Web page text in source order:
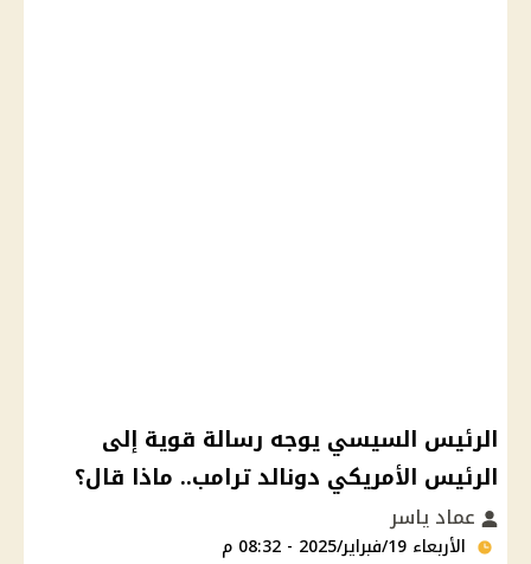
الرئيس السيسي يوجه رسالة قوية إلى
الرئيس الأمريكي دونالد ترامب.. ماذا قال؟
عماد ياسر
الأربعاء 19/فبراير/2025 - 08:32 م